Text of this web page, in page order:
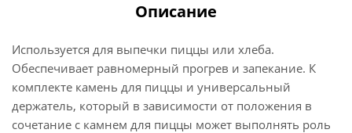
Описание
Используется для выпечки пиццы или хлеба.
Обеспечивает равномерный прогрев и запекание. К
комплекте камень для пиццы и универсальный
держатель, который в зависимости от положения в
сочетание с камнем для пиццы может выполнять роль